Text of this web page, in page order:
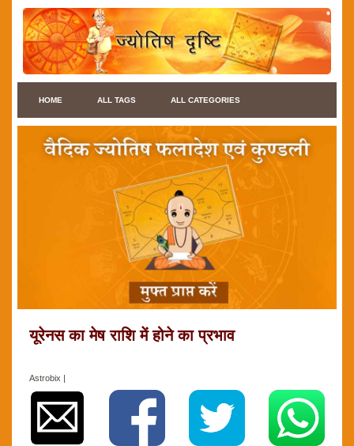
HOME ALL TAGS ALL CATEGORIES
यूरेनस का मेष राशि में होने का प्रभाव
Astrobix |